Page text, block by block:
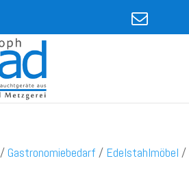
/Gastronomiebedarf / Edelstahlmöbel /